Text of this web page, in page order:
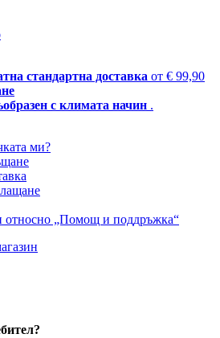
стандартна доставка от € 99,90
с климата начин .
ми?
относно „Помощ и поддръжка“